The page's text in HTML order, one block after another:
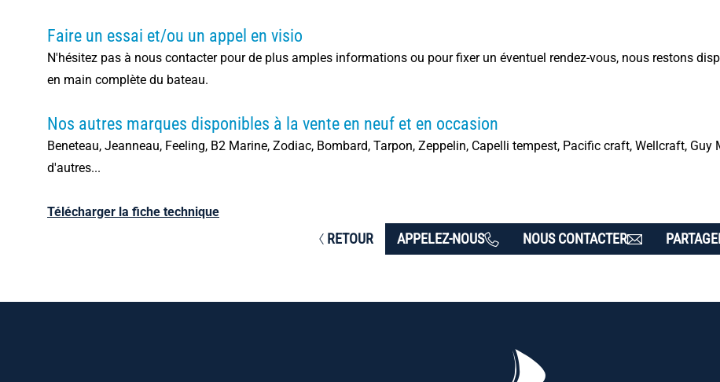
Faire un essai et/ou un appel en visio
N'hésitez pas à nous contacter pour de plus amples informations ou pour fixer un éventuel rendez-vous, nous restons
en main complète du bateau.
Nos autres marques disponibles à la vente en neuf et en occasion
Beneteau, Jeanneau, Feeling, B2 Marine, Zodiac, Bombard, Tarpon, Zeppelin, Capelli tempest, Pacific craft, Wellcraft,
d'autres...
Télécharger la fiche technique
RETOUR APPELEZ-NOUS NOUS CONTACTER